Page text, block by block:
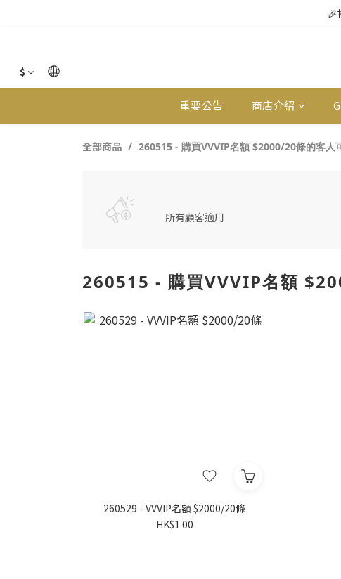
🎉
$
重要公告 商店介紹
全部商品 260515 - 購買VVVIP名額 $2000/20條的客人
所有顧客適用
260515 - 購買VVVIP名額
260529 - VVVIP名額 $2000/20條
HK$1.00